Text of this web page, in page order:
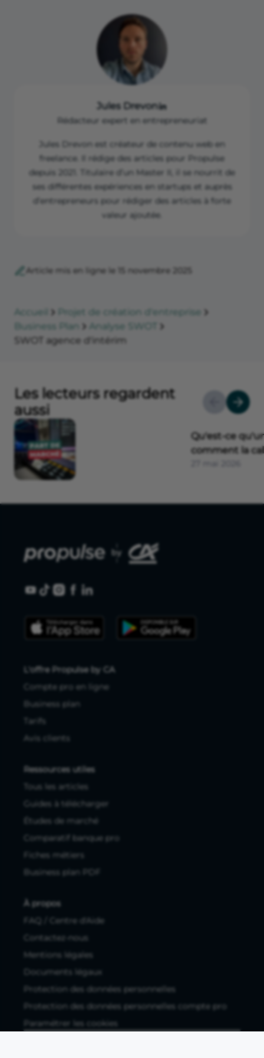
Enfin, il est utile de réaliser une analyse
SWOT régulièrement pour mesurer ses
performances et pour passer certaines
étapes de développement.
Jules Drevon
Rédacteur expert en entrepreneuriat
Jules Drevon est créateur de contenu web en
freelance. Il rédige des articles pour Propulse
depuis 2021. Titulaire d’un Master II, il se nourrit de
ses différentes expériences en startups et auprès
d’entrepreneurs pour rédiger des articles à forte
valeur ajoutée.
Article mis en ligne le 15 novembre 2025
Accueil
Projet de création d'entreprise
Business Plan
Analyse SWOT
SWOT agence d'intérim
Les lecteurs regardent
aussi
Qu'est-ce
comment la
L'offre Propulse by CA
Compte pro en ligne
Business plan
Tarifs
Avis clients
Ressources utiles
Tous les articles
Guides à télécharger
Études de marché
Comparatif banque pro
Fiches métiers
Business plan PDF
À propos
FAQ / Centre d'Aide
Contactez-nous
Mentions légales
Documents légaux
Protection des données personnelles
Protection des données personnelles compte pro
Paramétrer les cookies